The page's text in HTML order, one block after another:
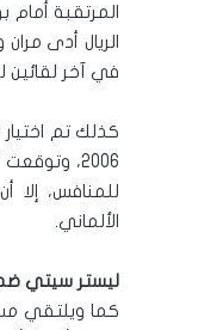
المرتقبة
الريال أدى
في آخر لقائين
كذلك تم اختيار
2006،
للمنافس، إلا
الألماني.
ليستر سيتي ضد